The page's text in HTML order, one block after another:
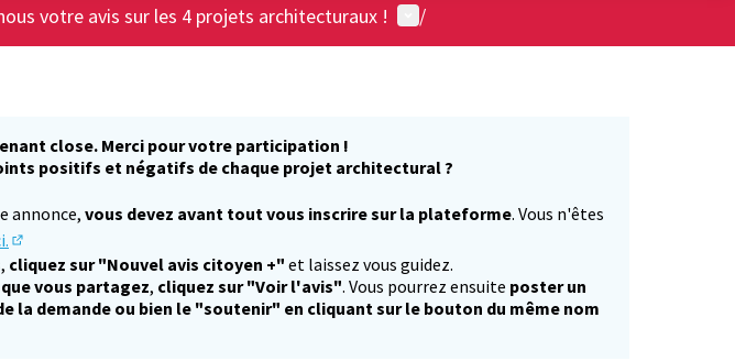
votre avis sur les 4 projets architecturaux ! Menu utilisateur
/
close. Merci pour votre participation !
positifs et négatifs de chaque projet architectural ?
annonce, vous devez avant tout vous inscrire sur la plateforme. Vous n'êtes
(S'ouvre dans un nouvel onglet)
, cliquez sur "Nouvel avis citoyen +" et laissez vous guidez.
que vous partagez, cliquez sur "Voir l'avis". Vous pourrez ensuite poster un
la demande ou bien le "soutenir" en cliquant sur le bouton du même nom